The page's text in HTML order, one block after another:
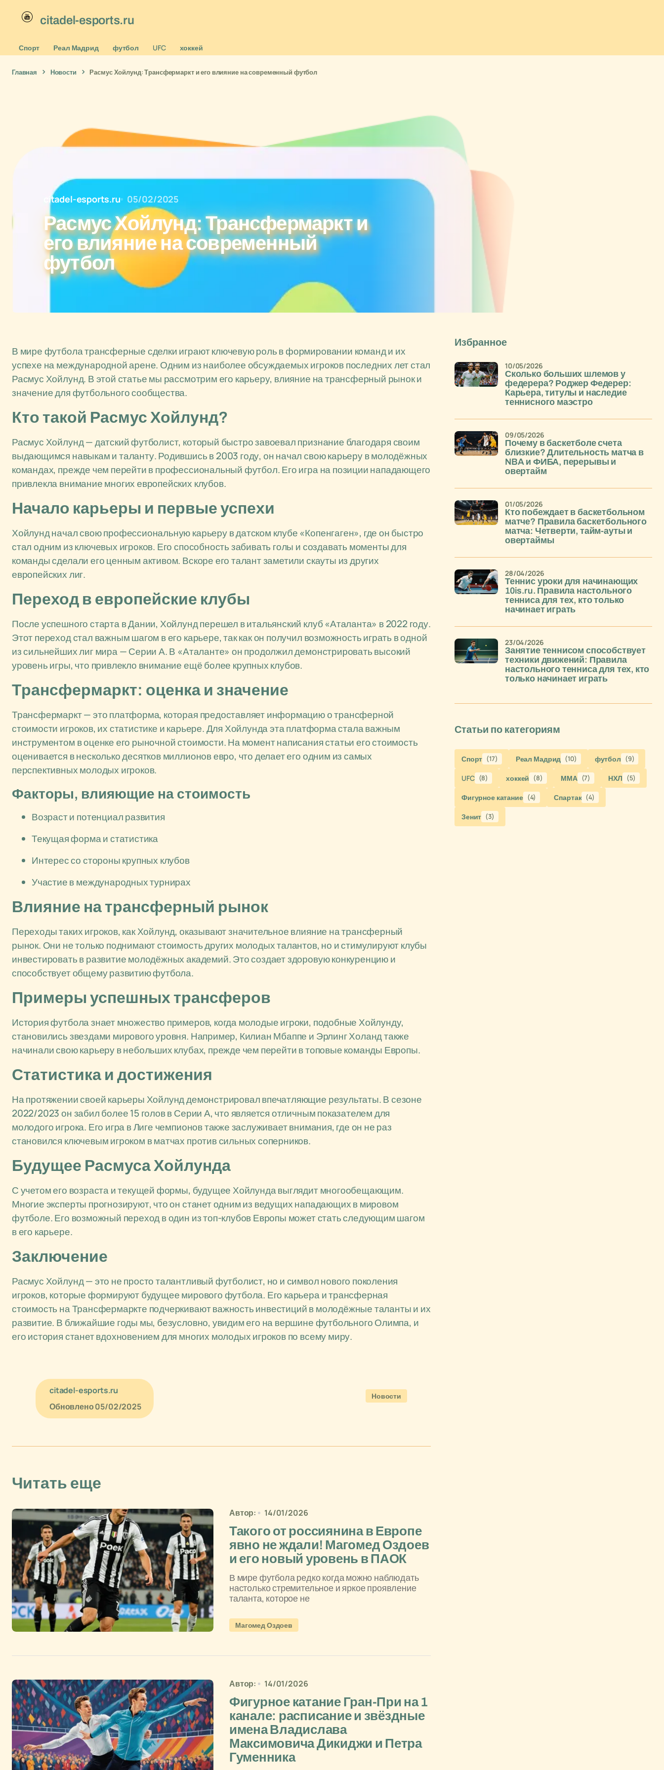
citadel-esports.ru
Спорт Реал Мадрид футбол UFC хоккей
Главная Новости Расмус Хойлунд: Трансфермаркт и его влияние на современный футбол
citadel-esports.ru 05/02/2025
Расмус Хойлунд: Трансфермаркт и
его влияние на современный
футбол
В мире футбола трансферные сделки играют ключевую роль в формировании команд и их
успехе на международной арене. Одним из наиболее обсуждаемых игроков последних лет стал
Расмус Хойлунд. В этой статье мы рассмотрим его карьеру, влияние на трансферный рынок и
значение для футбольного сообщества.
Кто такой Расмус Хойлунд?
Расмус Хойлунд — датский футболист, который быстро завоевал признание благодаря своим
выдающимся навыкам и таланту. Родившись в 2003 году, он начал свою карьеру в молодёжных
командах, прежде чем перейти в профессиональный футбол. Его игра на позиции нападающего
привлекла внимание многих европейских клубов.
Начало карьеры и первые успехи
Хойлунд начал свою профессиональную карьеру в датском клубе «Копенгаген», где он быстро
стал одним из ключевых игроков. Его способность забивать голы и создавать моменты для
команды сделали его ценным активом. Вскоре его талант заметили скауты из других
европейских лиг.
Переход в европейские клубы
После успешного старта в Дании, Хойлунд перешел в итальянский клуб «Аталанта» в 2022 году.
Этот переход стал важным шагом в его карьере, так как он получил возможность играть в одной
из сильнейших лиг мира — Серии А. В «Аталанте» он продолжил демонстрировать высокий
уровень игры, что привлекло внимание ещё более крупных клубов.
Трансфермаркт: оценка и значение
Трансфермаркт — это платформа, которая предоставляет информацию о трансферной
стоимости игроков, их статистике и карьере. Для Хойлунда эта платформа стала важным
инструментом в оценке его рыночной стоимости. На момент написания статьи его стоимость
оценивается в несколько десятков миллионов евро, что делает его одним из самых
перспективных молодых игроков.
Факторы, влияющие на стоимость
Возраст и потенциал развития
Текущая форма и статистика
Интерес со стороны крупных клубов
Участие в международных турнирах
Влияние на трансферный рынок
Переходы таких игроков, как Хойлунд, оказывают значительное влияние на трансферный
рынок. Они не только поднимают стоимость других молодых талантов, но и стимулируют клубы
инвестировать в развитие молодёжных академий. Это создает здоровую конкуренцию и
способствует общему развитию футбола.
Примеры успешных трансферов
История футбола знает множество примеров, когда молодые игроки, подобные Хойлунду,
становились звездами мирового уровня. Например, Килиан Мбаппе и Эрлинг Холанд также
начинали свою карьеру в небольших клубах, прежде чем перейти в топовые команды Европы.
Статистика и достижения
На протяжении своей карьеры Хойлунд демонстрировал впечатляющие результаты. В сезоне
2022/2023 он забил более 15 голов в Серии А, что является отличным показателем для
молодого игрока. Его игра в Лиге чемпионов также заслуживает внимания, где он не раз
становился ключевым игроком в матчах против сильных соперников.
Будущее Расмуса Хойлунда
С учетом его возраста и текущей формы, будущее Хойлунда выглядит многообещающим.
Многие эксперты прогнозируют, что он станет одним из ведущих нападающих в мировом
футболе. Его возможный переход в один из топ-клубов Европы может стать следующим шагом
в его карьере.
Заключение
Расмус Хойлунд — это не просто талантливый футболист, но и символ нового поколения
игроков, которые формируют будущее мирового футбола. Его карьера и трансферная
стоимость на Трансфермаркте подчеркивают важность инвестиций в молодёжные таланты и их
развитие. В ближайшие годы мы, безусловно, увидим его на вершине футбольного Олимпа, и
его история станет вдохновением для многих молодых игроков по всему миру.
citadel-esports.ru
Обновлено05/02/2025
Новости
Читать еще
Автор: 14/01/2026
Такого от россиянина в Европе
явно не ждали! Магомед Оздоев
и его новый уровень в ПАОК
В мире футбола редко когда можно наблюдать
настолько стремительное и яркое проявление
таланта, которое не
Магомед Оздоев
Автор: 14/01/2026
Фигурное катание Гран-При на 1
канале: расписание и звёздные
имена Владислава
Максимовича Дикиджи и Петра
Гуменника
Избранное
Сколько больших шлемов у
федерера? Роджер Федерер:
Карьера, титулы и наследие
теннисного маэстро
10/05/2026
Почему в баскетболе счета
близкие? Длительность матча в
NBA и ФИБА, перерывы и
овертайм
09/05/2026
Кто побеждает в баскетбольном
матче? Правила баскетбольного
матча: Четверти, тайм-ауты и
овертаймы
01/05/2026
Теннис уроки для начинающих
10is.ru. Правила настольного
тенниса для тех, кто только
начинает играть
28/04/2026
Занятие теннисом способствует
техники движений: Правила
настольного тенниса для тех, кто
только начинает играть
23/04/2026
Статьи по категориям
Спорт (17) Реал Мадрид (10) футбол (9)
UFC (8) хоккей (8) ММА (7) НХЛ (5)
Фигурное катание (4) Спартак (4)
Зенит (3)